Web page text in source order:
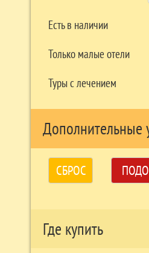
Есть в наличии
Только малые отели
Туры с лечением
Дополнительные
СБРОС
Где купить